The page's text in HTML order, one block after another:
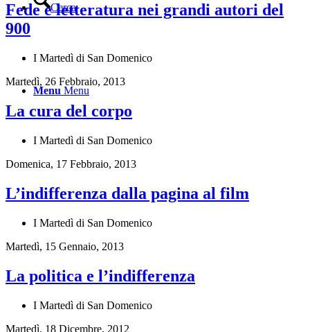
Cerca
Menu Menu
Fede e letteratura nei grandi autori del
900
I Martedì di San Domenico
Martedì, 26 Febbraio, 2013
La cura del corpo
I Martedì di San Domenico
Domenica, 17 Febbraio, 2013
L’indifferenza dalla pagina al film
I Martedì di San Domenico
Martedì, 15 Gennaio, 2013
La politica e l’indifferenza
I Martedì di San Domenico
Martedì, 18 Dicembre, 2012